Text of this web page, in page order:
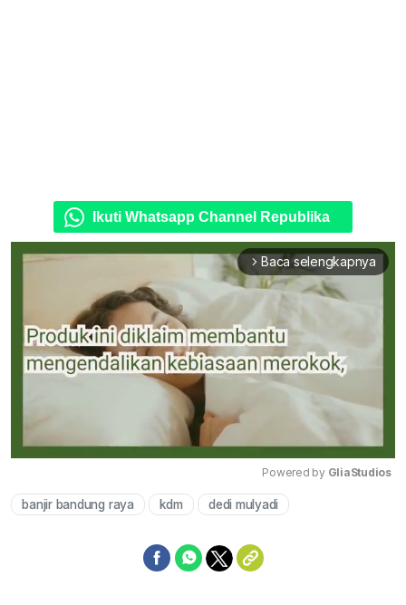
Ikuti Whatsapp Channel Republika
arrow_forward_ios Baca selengkapnya
Powered by GliaStudios
banjir bandung raya kdm dedi mulyadi